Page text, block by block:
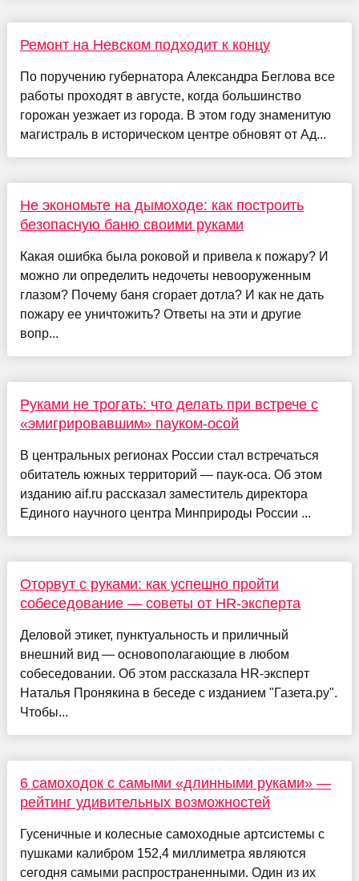
Ремонт на Невском подходит к концу
По поручению губернатора Александра Беглова все
работы проходят в августе, когда большинство
горожан уезжает из города. В этом году знаменитую
магистраль в историческом центре обновят от Ад...
Не экономьте на дымоходе: как построить
безопасную баню своими руками
Какая ошибка была роковой и привела к пожару? И
можно ли определить недочеты невооруженным
глазом? Почему баня сгорает дотла? И как не дать
пожару ее уничтожить? Ответы на эти и другие
вопр...
Руками не трогать: что делать при встрече с
«эмигрировавшим» пауком-осой
В центральных регионах России стал встречаться
обитатель южных территорий — паук-оса. Об этом
изданию aif.ru рассказал заместитель директора
Единого научного центра Минприроды России ...
Оторвут с руками: как успешно пройти
собеседование — советы от HR-эксперта
Деловой этикет, пунктуальность и приличный
внешний вид — основополагающие в любом
собеседовании. Об этом рассказала HR-эксперт
Наталья Пронякина в беседе с изданием "Газета.ру".
Чтобы...
6 самоходок с самыми «длинными руками» —
рейтинг удивительных возможностей
Гусеничные и колесные самоходные артсистемы с
пушками калибром 152,4 миллиметра являются
сегодня самыми распространенными. Один из их